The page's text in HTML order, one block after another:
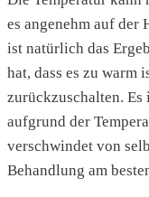
es angenehm auf der
ist natürlich das
hat, dass es zu warm
zurückzuschalten.
aufgrund der
verschwindet von
Behandlung am